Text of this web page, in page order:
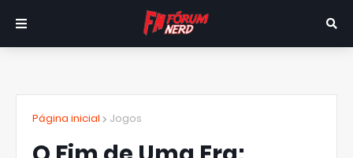
Página inicial Jogos